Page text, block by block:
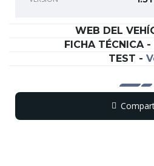
WEB DEL
FICHA TÉCNICA-
TEST -
CopyWhatsApp
Email
Print